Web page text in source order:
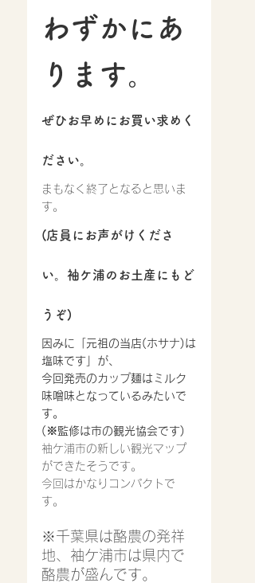
わずかにあ
ります。
ぜひお早めにお買い求めく
ださい。
まもなく終了となると思いま
す。
(店員にお声がけくださ
い。袖ケ浦のお土産にもど
うぞ)
因みに「元祖の当店(ホサナ)は
塩味です」が、
今回発売のカップ麺はミルク
味噌味となっているみたいで
す。
(※監修は市の観光協会です)
袖ケ浦市の新しい観光マップ
ができたそうです。
今回はかなりコンパクトで
す。
※千葉県は酪農の発祥
地、袖ケ浦市は県内で
酪農が盛んです。